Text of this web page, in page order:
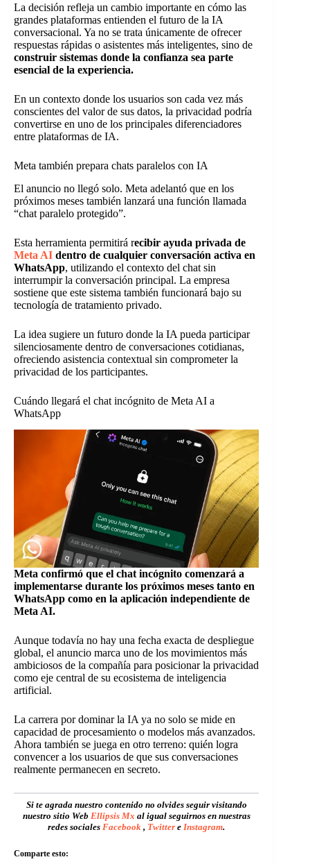
La decisión refleja un cambio importante en cómo las
grandes plataformas entienden el futuro de la IA
conversacional. Ya no se trata únicamente de ofrecer
respuestas rápidas o asistentes más inteligentes, sino de
construir sistemas donde la confianza sea parte
esencial de la experiencia.
En un contexto donde los usuarios son cada vez más
conscientes del valor de sus datos, la privacidad podría
convertirse en uno de los principales diferenciadores
entre plataformas de IA.
Meta también prepara chats paralelos con IA
El anuncio no llegó solo. Meta adelantó que en los
próximos meses también lanzará una función llamada
“chat paralelo protegido”.
Esta herramienta permitirá recibir ayuda privada de
Meta AI dentro de cualquier conversación activa en
WhatsApp, utilizando el contexto del chat sin
interrumpir la conversación principal. La empresa
sostiene que este sistema también funcionará bajo su
tecnología de tratamiento privado.
La idea sugiere un futuro donde la IA pueda participar
silenciosamente dentro de conversaciones cotidianas,
ofreciendo asistencia contextual sin comprometer la
privacidad de los participantes.
Cuándo llegará el chat incógnito de Meta AI a
WhatsApp
Meta confirmó que el chat incógnito comenzará a
implementarse durante los próximos meses tanto en
WhatsApp como en la aplicación independiente de
Meta AI.
Aunque todavía no hay una fecha exacta de despliegue
global, el anuncio marca uno de los movimientos más
ambiciosos de la compañía para posicionar la privacidad
como eje central de su ecosistema de inteligencia
artificial.
La carrera por dominar la IA ya no solo se mide en
capacidad de procesamiento o modelos más avanzados.
Ahora también se juega en otro terreno: quién logra
convencer a los usuarios de que sus conversaciones
realmente permanecen en secreto.
Si te agrada nuestro contenido no olvides seguir visitando
nuestro sitio Web Ellipsis Mx al igual seguirnos en nuestras
redes socialesFacebook , Twitter eInstagram.
Comparte esto: